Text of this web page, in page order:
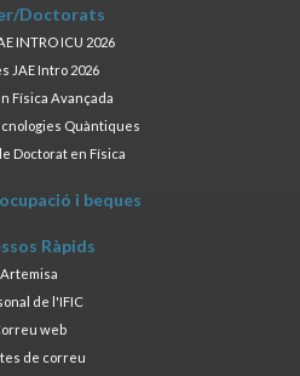
Doctorats
INTRO ICU 2026
JAE Intro 2026
Física Avançada
Quàntiques
Doctorat en Física
i beques
Ràpids
Artemisa
de l'IFIC
web
de correu